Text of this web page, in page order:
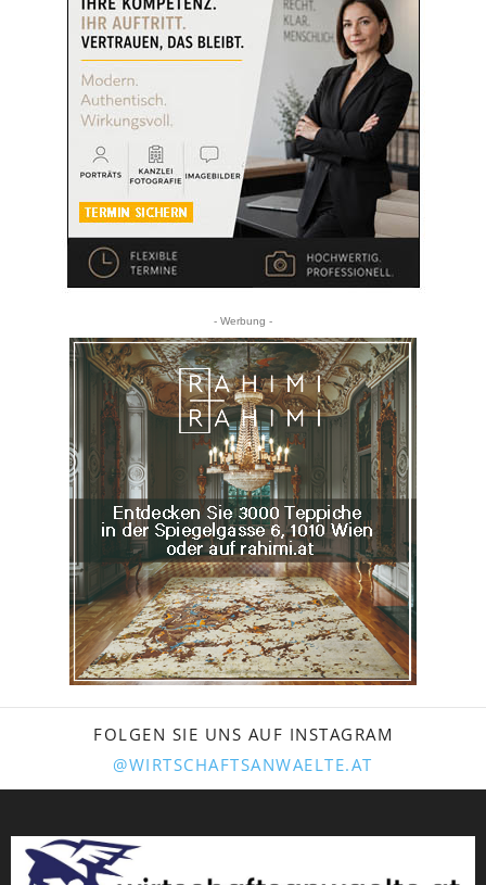
- Werbung -
FOLGEN SIE UNS AUF INSTAGRAM
@WIRTSCHAFTSANWAELTE.AT